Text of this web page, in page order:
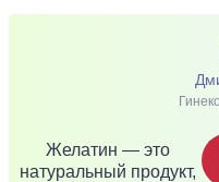
Желатин — это
натуральный продукт,